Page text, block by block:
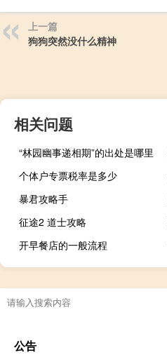
上一篇
狗狗突然没什么精神
相关问题
“林园幽事递相期”的出处是哪里
个体户专票税率是多少
暴君攻略手
征途2 道士攻略
开早餐店的一般流程
公告